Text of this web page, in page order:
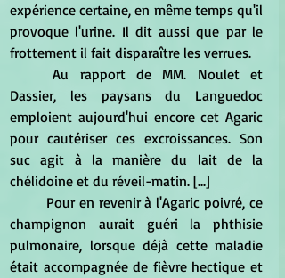
expérience certaine, en même temps qu'il
provoque l'urine. Il dit aussi que par le
frottement il fait disparaître les verrues.
	Au rapport de MM. Noulet et
Dassier, les paysans du Languedoc
emploient aujourd'hui encore cet Agaric
pour cautériser ces excroissances. Son
suc agit à la manière du lait de la
chélidoine et du réveil-matin. [...]
champignon aurait guéri la phthisie
pulmonaire, lorsque déjà cette maladie
était accompagnée de fièvre hectique et